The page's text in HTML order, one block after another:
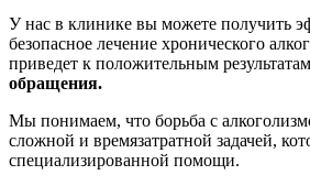
У нас в клинике вы можете получить
безопасное лечение хронического
приведет к положительным
обращения.
Мы понимаем, что борьба с
сложной и времязатратной задачей,
специализированной помощи.